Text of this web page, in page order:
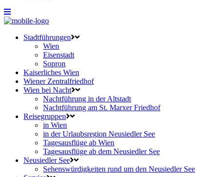
Stadtführungen
Wien
Eisenstadt
Sopron
Kaiserliches Wien
Wiener Zentralfriedhof
Wien bei Nacht
Nachtführung in der Altstadt
Nachtführung am St. Marxer Friedhof
Reisegruppen
in Wien
in der Urlaubsregion Neusiedler See
Tagesausflüge ab Wien
Tagesausflüge ab dem Neusiedler See
Neusiedler See
Sehenswürdigkeiten rund um den Neusiedler See